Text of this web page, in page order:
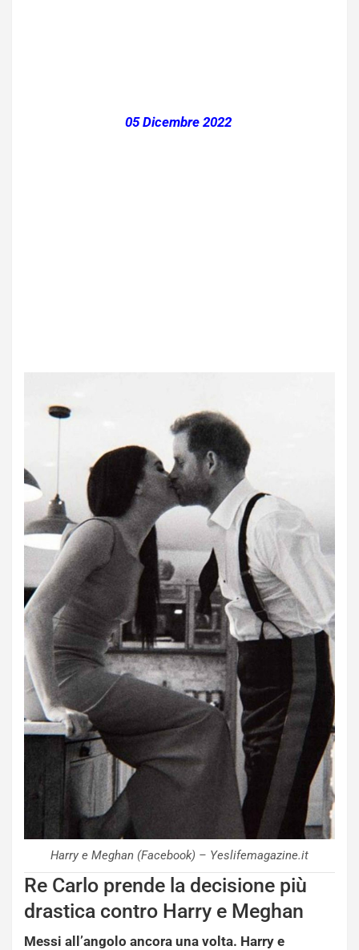
05 Dicembre 2022
Harry e Meghan (Facebook) – Yeslifemagazine.it
Re Carlo prende la decisione più
drastica contro Harry e Meghan
Messi all’angolo ancora una volta. Harry e